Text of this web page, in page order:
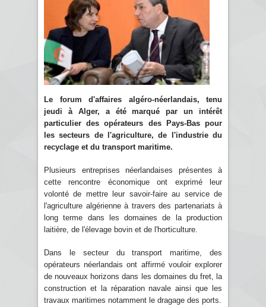
Le forum d'affaires algéro-néerlandais, tenu
jeudi à Alger, a été marqué par un intérêt
particulier des opérateurs des Pays-Bas pour
les secteurs de l'agriculture, de l'industrie du
recyclage et du transport maritime.
Plusieurs entreprises néerlandaises présentes à
cette rencontre économique ont exprimé leur
volonté de mettre leur savoir-faire au service de
l'agriculture algérienne à travers des partenariats à
long terme dans les domaines de la production
laitière, de l'élevage bovin et de l'horticulture.
Dans le secteur du transport maritime, des
opérateurs néerlandais ont affirmé vouloir explorer
de nouveaux horizons dans les domaines du fret, la
construction et la réparation navale ainsi que les
travaux maritimes notamment le dragage des ports.